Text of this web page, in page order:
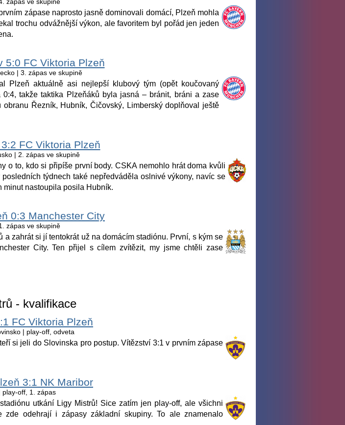
zápase naprosto jasně dominovali domácí, Plzeň mohla
trochu odvážnější výkon, ale favoritem byl pořád jen jeden
5:0 FC Viktoria Plzeň
| 3. zápas ve skupině
Plzeň aktuálně asi nejlepší klubový tým (opět koučovaný
takže taktika Plzeňáků byla jasná – bránit, bráni a zase
Řezník, Hubník, Čičovský, Limberský doplňoval ještě
FC Viktoria Plzeň
| 2. zápas ve skupině
o to, kdo si připíše první body. CSKA nemohlo hrát doma kvůli
týdnech také nepředváděla oslnivé výkony, navíc se
minut nastoupila posila Hubník.
0:3 Manchester City
zápas ve skupině
zahrát si jí tentokrát už na domácím stadiónu. První, s kým se
City. Ten přijel s cílem zvítězit, my jsme chtěli zase
- kvalifikace
FC Viktoria Plzeň
| play-off, odveta
si jeli do Slovinska pro postup. Vítězství 3:1 v prvním zápase
3:1 NK Maribor
play-off, 1. zápas
utkání Ligy Mistrů! Sice zatím jen play-off, ale všichni
odehrají i zápasy základní skupiny. To ale znamenalo